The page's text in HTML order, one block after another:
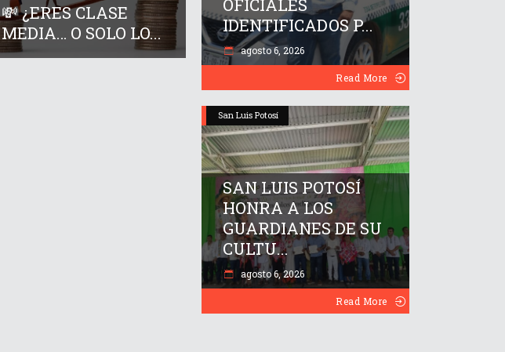
💸 ¿ERES CLASE
MEDIA… O SOLO LO...
OFICIALES
IDENTIFICADOS P...
agosto 6, 2026
Read More
San Luis Potosí
SAN LUIS POTOSÍ
HONRA A LOS
GUARDIANES DE SU
CULTU...
agosto 6, 2026
Read More